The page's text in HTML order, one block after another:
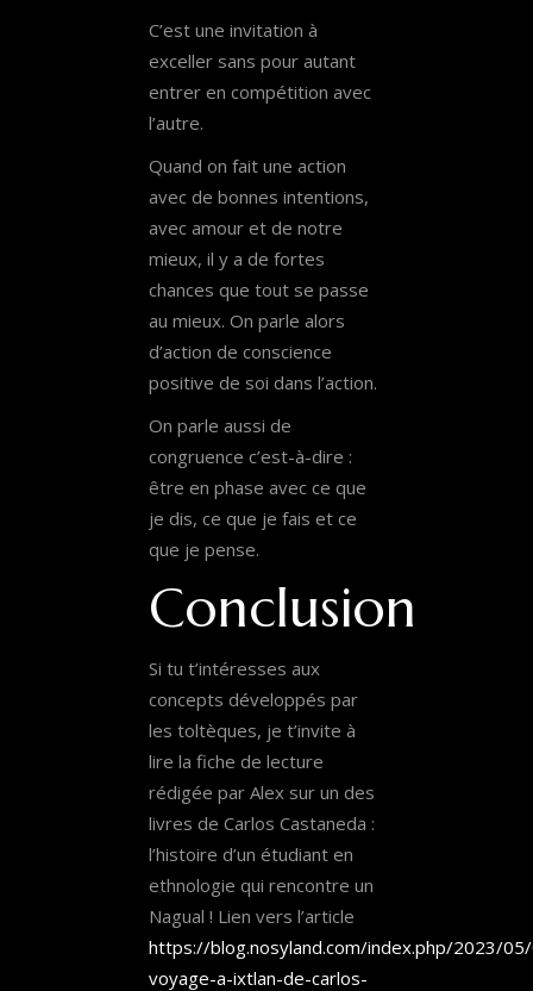
C’est une invitation à
exceller sans pour autant
entrer en compétition avec
l’autre.
Quand on fait une action
avec de bonnes intentions,
avec amour et de notre
mieux, il y a de fortes
chances que tout se passe
au mieux. On parle alors
d’action de conscience
positive de soi dans l’action.
On parle aussi de
congruence c’est-à-dire :
être en phase avec ce que
je dis, ce que je fais et ce
que je pense.
Conclusion
Si tu t’intéresses aux
concepts développés par
les toltèques, je t’invite à
lire la fiche de lecture
rédigée par Alex sur un des
livres de Carlos Castaneda :
l’histoire d’un étudiant en
ethnologie qui rencontre un
Nagual ! Lien vers l’article
https://blog.nosyland.com/index.php/2023/
voyage-a-ixtlan-de-carlos-